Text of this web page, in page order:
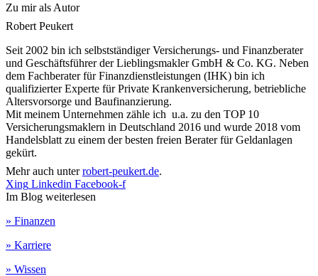
Zu mir als Autor
Robert Peukert
Seit 2002 bin ich selbstständiger Versicherungs- und Finanzberater
und Geschäftsführer der Lieblingsmakler GmbH & Co. KG. Neben
dem Fachberater für Finanzdienstleistungen (IHK) bin ich
qualifizierter Experte für Private Krankenversicherung, betriebliche
Altersvorsorge und Baufinanzierung.
Mit meinem Unternehmen zähle ich u.a. zu den TOP 10
Versicherungsmaklern in Deutschland 2016 und wurde 2018 vom
Handelsblatt zu einem der besten freien Berater für Geldanlagen
gekürt.
Mehr auch unterrobert-peukert.de.
Xing Linkedin Facebook-f
Im Blog weiterlesen
» Finanzen
» Karriere
» Wissen